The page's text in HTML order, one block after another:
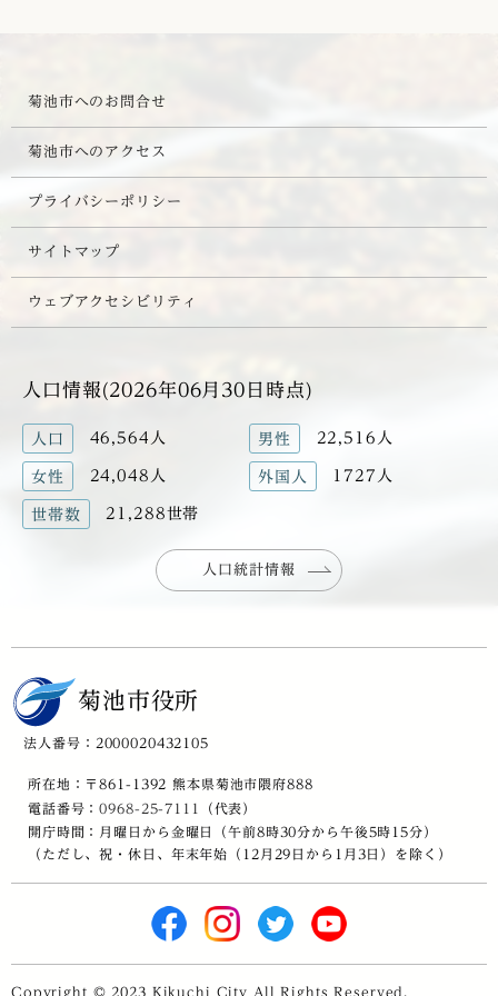
菊池市へのお問合せ
菊池市へのアクセス
プライバシーポリシー
サイトマップ
ウェブアクセシビリティ
人口情報(2026年06月30日時点)
人口 46,564人 男性 22,516人
女性 24,048人 外国人 1727人
世帯数 21,288世帯
人口統計情報
菊池市役所
法人番号：2000020432105
所在地：〒861-1392 熊本県菊池市隈府888
電話番号：0968-25-7111
（代表）
開庁時間：月曜日から金曜日（午前8時30分から午後5時15分）
（ただし、祝・休日、年末年始（12月29日から1月3日）を除く）
Copyright © 2023 Kikuchi City All Rights Reserved.